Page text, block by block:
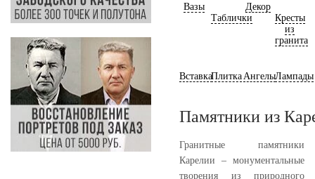
Вазы
Таблички
Декор
Кресты
из
гранита
ВставкаПлитка АнгелыЛампады
Памятники из
Гранитные памятники
Карелии – монументальные
творения из природного